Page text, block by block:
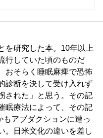
を研究した本。10年以上
行していた頃のものだ
おそらく睡眠麻痺で恐怖
診断を決して受け入れず
された」と思う。その記
眠療法によって、その記
アブダクションに遭っ
。日米文化の違いを差し